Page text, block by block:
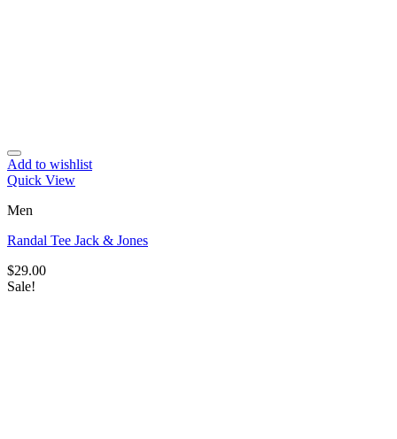
Add to wishlist
Quick View
Men
Randal Tee Jack & Jones
$29.00
Sale!